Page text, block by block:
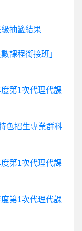
抽籤結果
課程銜接班」
第1次代理代課
色招生專業群科
第1次代理代課
第1次代理代課